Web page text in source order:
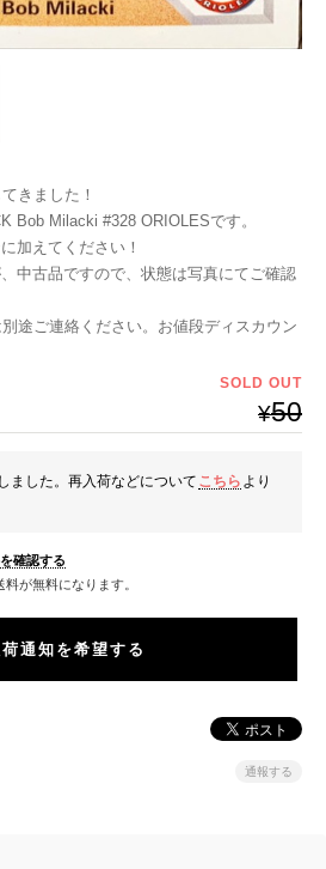
きました！
Bob Milacki #328 ORIOLESです。
加えてください！
中古品ですので、状態は写真にてご確認
途ご連絡ください。お値段ディスカウン
SOLD OUT
¥50
ました。再入荷などについて こちら より
確認する
料が無料になります。
通知を希望する
通報する